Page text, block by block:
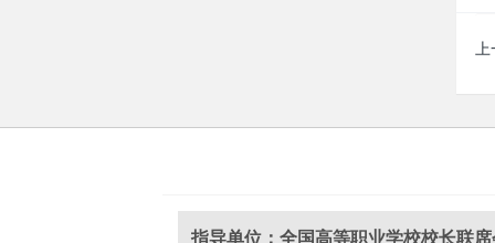
上
指导单位：全国高等职业学校校长联